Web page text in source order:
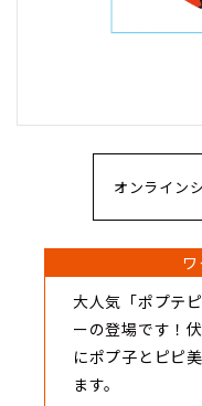
オンライン
大人気「ポプテ
ーの登場です！
にポプ子とピピ
ます。